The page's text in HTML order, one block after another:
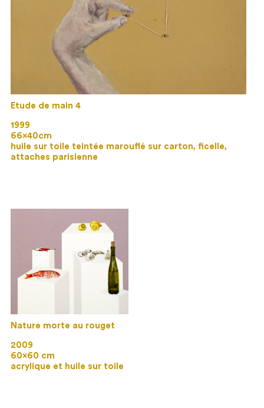
Etude de main 4
1999
66×40cm
huile sur toile teintée marouflé sur carton, ficelle,
attaches parisienne
Nature morte au rouget
2009
60×60 cm
acrylique et huile sur toile